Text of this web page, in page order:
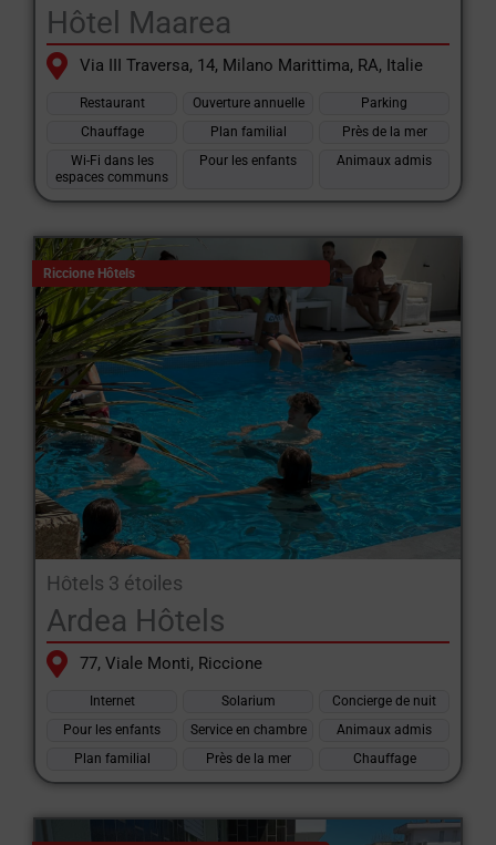
Hôtel Maarea
Via III Traversa, 14, Milano Marittima, RA, Italie
Restaurant Ouverture annuelle
Parking
Chauffage
Plan familial
Près de la mer
Wi-Fi dans les
espaces communs
Pour les enfants Animaux admis
Riccione Hôtels
Hôtels 3 étoiles
Ardea Hôtels
77, Viale Monti, Riccione
Internet Solarium
Concierge de nuit
Pour les enfants
Service en chambre
Animaux admis
Plan familial
Près de la mer Chauffage